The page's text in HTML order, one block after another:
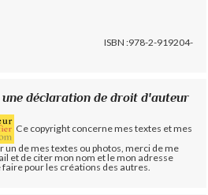
ISBN :978-2-919204-
déclaration de droit d'auteur
Ce copyright concerne mes textes et mes
un de mes textes ou photos, merci de me
et de citer mon nom et le mon adresse
pour les créations des autres.